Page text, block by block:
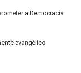
a Democracia
evangélico